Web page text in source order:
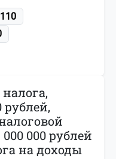
000 рублей
на доходы